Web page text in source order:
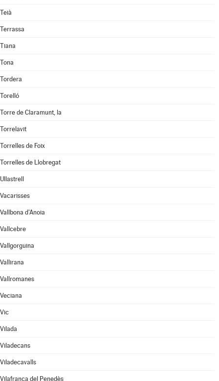
Teià
Terrassa
Tiana
Tona
Tordera
Torelló
Torre de Claramunt, la
Torrelavit
Torrelles de Foix
Torrelles de Llobregat
Ullastrell
Vacarisses
Vallbona d'Anoia
Vallcebre
Vallgorguina
Vallirana
Vallromanes
Veciana
Vic
Vilada
Viladecans
Viladecavalls
Vilafranca del Penedès